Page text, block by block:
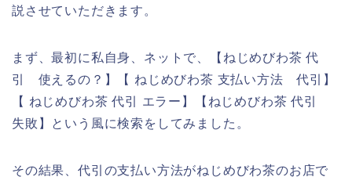
説させていただきます。
まず、最初に私自身、ネットで、【ねじめびわ茶 代
引 使えるの？】【 ねじめびわ茶 支払い方法 代引】
【 ねじめびわ茶 代引 エラー】【ねじめびわ茶 代引
失敗】という風に検索をしてみました。
その結果、代引の支払い方法がねじめびわ茶のお店で